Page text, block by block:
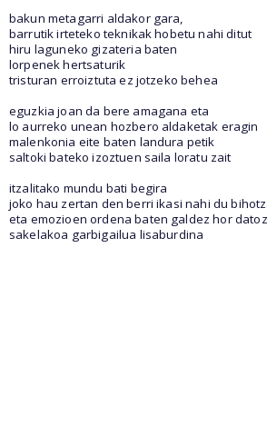
bakun metagarri aldakor gara,
barrutik irteteko teknikak hobetu nahi ditut
hiru laguneko gizateria baten
lorpenek hertsaturik
tristuran erroiztuta ez jotzeko behea
eguzkia joan da bere amagana eta
lo aurreko unean hozbero aldaketak eragin
malenkonia eite baten landura petik
saltoki bateko izoztuen saila loratu zait
itzalitako mundu bati begira
joko hau zertan den berri ikasi nahi du
eta emozioen ordena baten galdez hor
sakelakoa garbigailua lisaburdina